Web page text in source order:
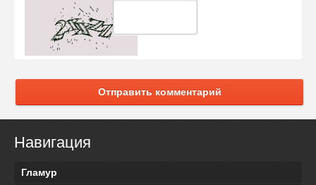
Отправить комментарий
Навигация
Гламур